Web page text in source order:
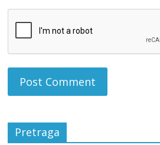
Pretraga